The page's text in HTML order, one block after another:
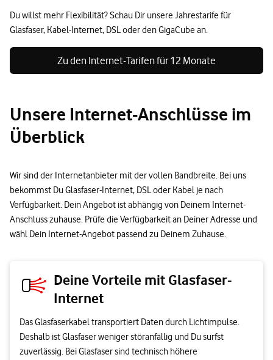
Du willst mehr Flexibilität? Schau Dir unsere Jahrestarife für
Glasfaser, Kabel-Internet, DSL oder den GigaCube an.
Zu den Internet-Tarifen für 12 Monate
Unsere Internet-Anschlüsse im
Überblick
Wir sind der Internetanbieter mit der vollen Bandbreite. Bei uns
bekommst Du Glasfaser-Internet, DSL oder Kabel je nach
Verfügbarkeit. Dein Angebot ist abhängig von Deinem Internet-
Anschluss zuhause. Prüfe die Verfügbarkeit an Deiner Adresse und
wähl Dein Internet-Angebot passend zu Deinem Zuhause.
Deine Vorteile mit Glasfaser-
Internet
Das Glasfaserkabel transportiert Daten durch Lichtimpulse.
Deshalb ist Glasfaser weniger störanfällig und Du surfst
zuverlässig. Bei Glasfaser sind technisch höhere